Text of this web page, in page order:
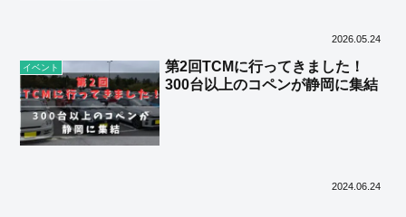
2026.05.24
イベント
第2回TCMに行ってきました！
300台以上のコペンが静岡に集結
2024.06.24